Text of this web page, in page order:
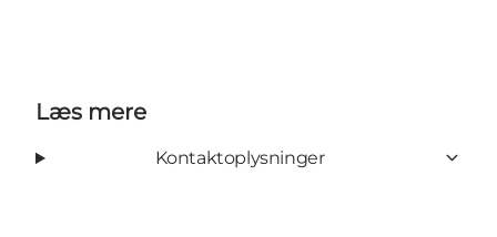
Læs mere
Kontaktoplysninger